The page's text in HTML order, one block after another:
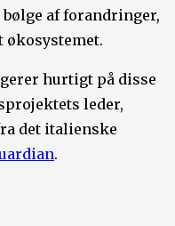
af forandringer,
økosystemet.
hurtigt på disse
leder,
det italienske
.